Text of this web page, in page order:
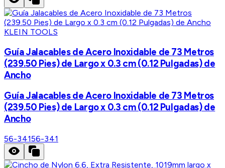
KLEIN TOOLS
Guía Jalacables de Acero Inoxidable de 73 Metros
(239.50 Pies) de Largo x 0.3 cm (0.12 Pulgadas) de
Ancho
Guía Jalacables de Acero Inoxidable de 73 Metros
(239.50 Pies) de Largo x 0.3 cm (0.12 Pulgadas) de
Ancho
56-34156-341